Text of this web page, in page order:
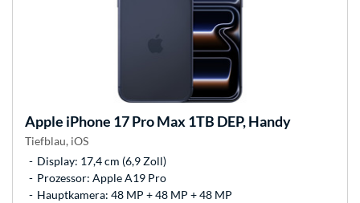
Apple iPhone 17 Pro Max 1TB DEP, Handy
Tiefblau, iOS
Display: 17,4 cm (6,9 Zoll)
Prozessor: Apple A19 Pro
Hauptkamera: 48 MP + 48 MP + 48 MP